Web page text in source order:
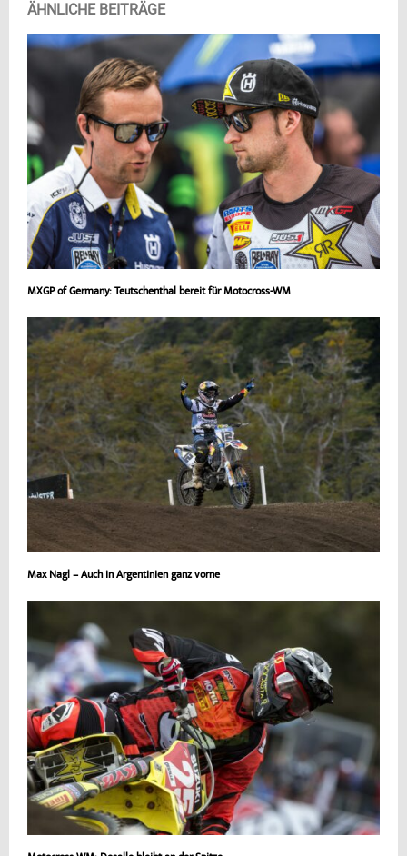
ÄHNLICHE BEITRÄGE
MXGP of Germany: Teutschenthal bereit für Motocross-WM
Max Nagl – Auch in Argentinien ganz vorne